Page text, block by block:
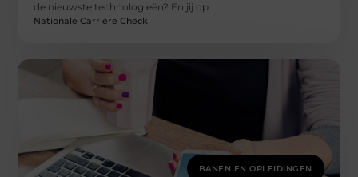
de nieuwste technologieën? En jij op
Nationale Carriere Check
BANEN EN OPLEIDINGEN